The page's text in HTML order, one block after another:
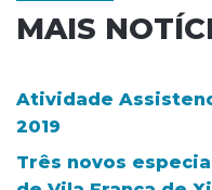
MAIS
Atividade
2019
Três novos